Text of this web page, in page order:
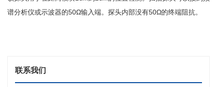
谱分析仪或示波器的50Ω输入端。探头内部没有50Ω的终端阻抗。
联系我们